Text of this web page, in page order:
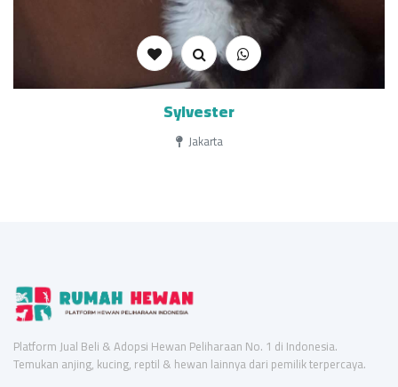
Sylvester
Jakarta
Platform Jual Beli & Adopsi Hewan Peliharaan No. 1 di Indonesia.
Temukan anjing, kucing, reptil & hewan lainnya dari pemilik terpercaya.